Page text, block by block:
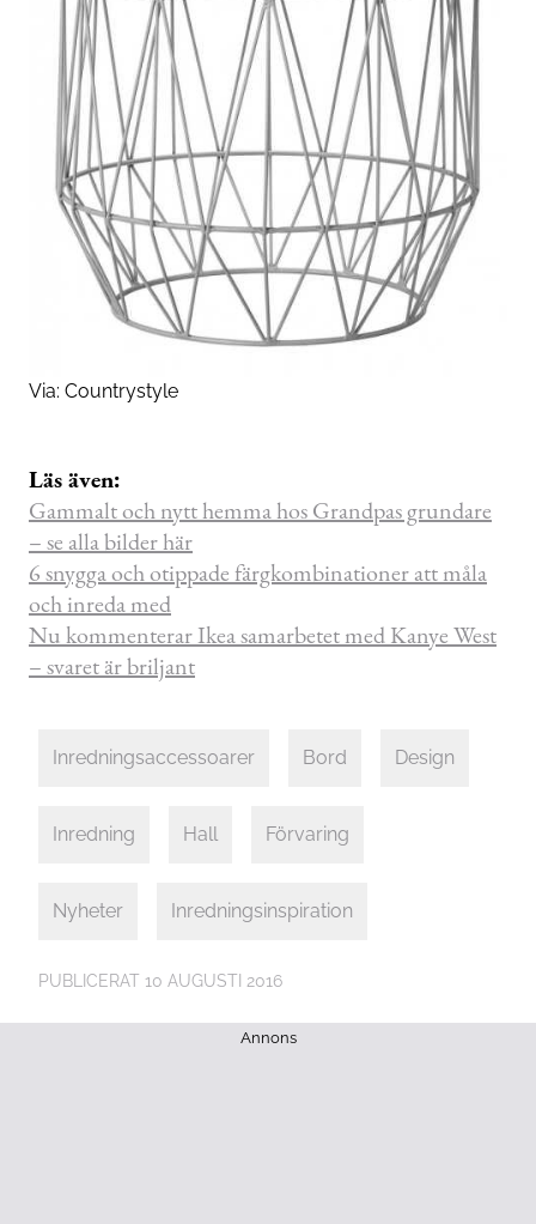
Via: Countrystyle
Läs även:
Gammalt och nytt hemma hos Grandpas grundare
– se alla bilder här
6 snygga och otippade färgkombinationer att måla
och inreda med
Nu kommenterar Ikea samarbetet med Kanye West
– svaret är briljant
Inredningsaccessoarer Bord Design
Inredning Hall Förvaring
Nyheter Inredningsinspiration
PUBLICERAT 10 AUGUSTI 2016
Annons